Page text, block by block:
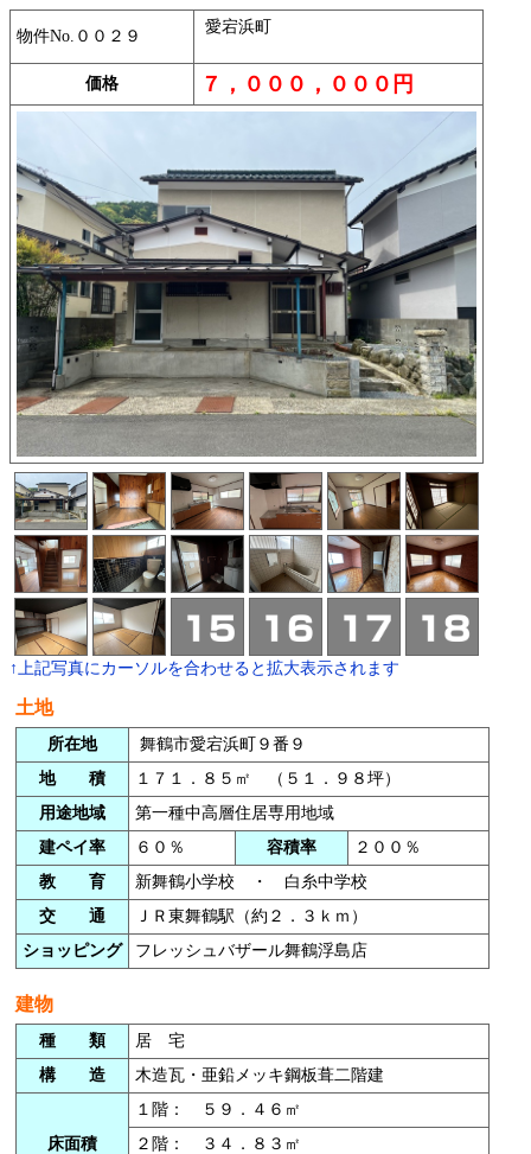
物件No.００２９
愛宕浜町
価格 ７，０００，０００円
↑上記写真にカーソルを合わせると拡大表示されます
土地
所在地
舞鶴市愛宕浜町９番９
地 積
１７１．８５㎡ （５１．９８坪）
用途地域
第一種中高層住居専用地域
建ペイ率
６０％ 容積率
２００％
教 育
新舞鶴小学校 ・ 白糸中学校
交 通
ＪＲ東舞鶴駅（約２．３ｋｍ）
ショッピング
フレッシュバザール舞鶴浮島店
建物
種 類
居 宅
構 造
木造瓦・亜鉛メッキ鋼板葺二階建
床面積
１階： ５９．４６㎡
２階： ３４．８３㎡